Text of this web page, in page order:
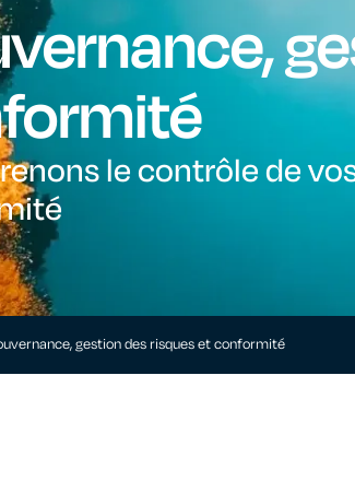
le contrôle de
gestion des risques et conformité